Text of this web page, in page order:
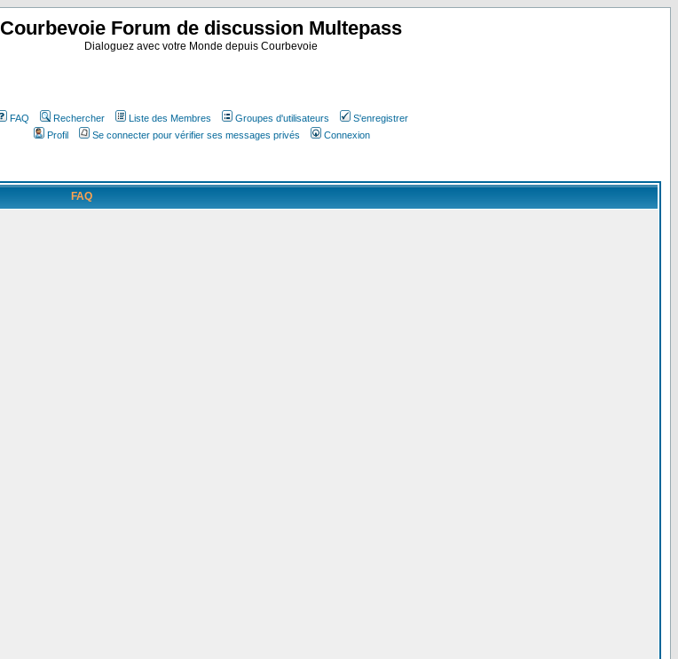
Courbevoie Forum de discussion Multepass
Dialoguez avec votre Monde depuis Courbevoie
FAQ Rechercher Liste des Membres Groupes d'utilisateurs
S'enregistrer
Profil
Se connecter pour vérifier ses messages privés Connexion
FAQ